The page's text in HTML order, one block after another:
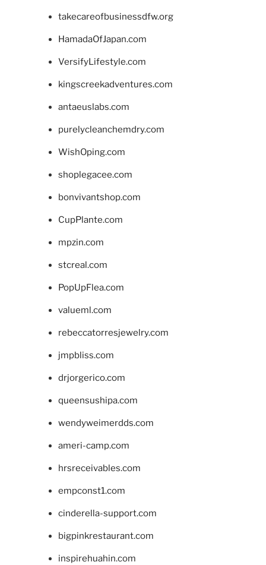
takecareofbusinessdfw.org
HamadaOfJapan.com
VersifyLifestyle.com
kingscreekadventures.com
antaeuslabs.com
purelycleanchemdry.com
WishOping.com
shoplegacee.com
bonvivantshop.com
CupPlante.com
mpzin.com
stcreal.com
PopUpFlea.com
valueml.com
rebeccatorresjewelry.com
jmpbliss.com
drjorgerico.com
queensushipa.com
wendyweimerdds.com
ameri-camp.com
hrsreceivables.com
empconst1.com
cinderella-support.com
bigpinkrestaurant.com
inspirehuahin.com